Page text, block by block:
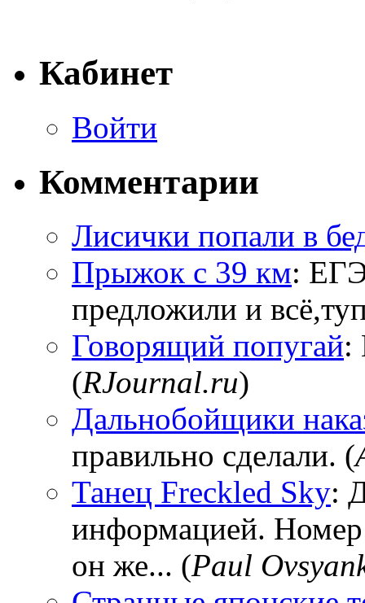
Кабинет
Войти
Комментарии
Лисички попали в
Прыжок с 39 км:
предложили и
Говорящий попугай:
(RJournal.ru)
Дальнобойщики
правильно сделали. (
Танец Freckled Sky:
информацией.
он же... (Paul